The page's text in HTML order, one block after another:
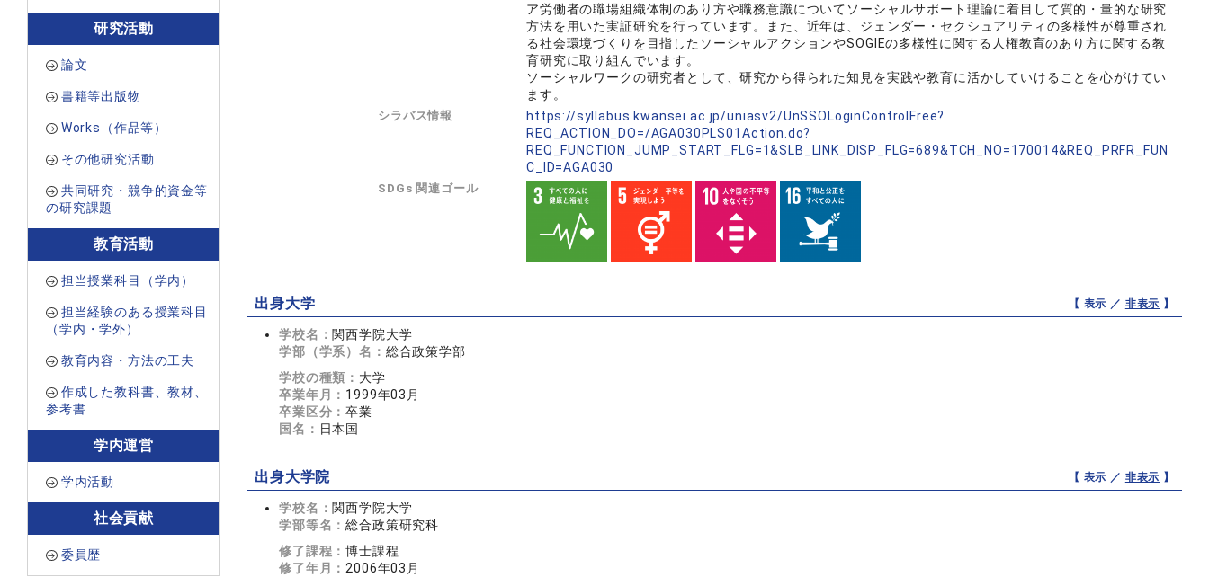
研究活動
論文
書籍等出版物
Works（作品等）
その他研究活動
共同研究・競争的資金等
の研究課題
教育活動
担当授業科目（学内）
担当経験のある授業科目
（学内・学外）
教育内容・方法の工夫
作成した教科書、教材、
参考書
学内運営
学内活動
社会貢献
委員歴
ア労働者の職場組織体制のあり方や職務意識についてソーシャルサポート理論に着目して質的・量的な研究
方法を用いた実証研究を行っています。また、近年は、ジェンダー・セクシュアリティの多様性が尊重され
る社会環境づくりを目指したソーシャルアクションやSOGIEの多様性に関する人権教育のあり方に関する教
育研究に取り組んでいます。
ソーシャルワークの研究者として、研究から得られた知見を実践や教育に活かしていけることを心がけてい
ます。
シラバス情報
https://syllabus.kwansei.ac.jp/uniasv2/UnSSOLoginControlFree?
REQ_ACTION_DO=/AGA030PLS01Action.do?
REQ_FUNCTION_JUMP_START_FLG=1&SLB_LINK_DISP_FLG=689&TCH_NO=170014&REQ_PRFR_FUN
C_ID=AGA030
SDGs 関連ゴール
出身大学 【 表示 ／ 非表示 】
学校名： 関西学院大学
学部（学系）名： 総合政策学部
学校の種類： 大学
卒業年月： 1999年03月
卒業区分：卒業
国名： 日本国
出身大学院 【 表示 ／ 非表示 】
学校名： 関西学院大学
学部等名：総合政策研究科
修了課程：博士課程
修了年月： 2006年03月